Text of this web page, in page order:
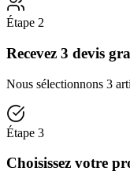
Étape 2
Recevez 3 devis
Nous sélectionnons 3
Étape 3
Choisissez votre